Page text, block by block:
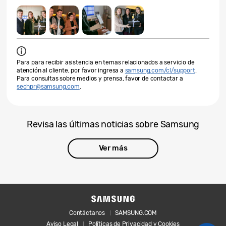
Para para recibir asistencia en temas relacionados a servicio de
atención al cliente, por favor ingresa a samsung.com/cl/support.
Para consultas sobre medios y prensa, favor de contactar a
sechpr@samsung.com
Revisa las últimas noticias sobre Samsung
Ver más
Contáctanos
SAMSUNG.COM
Aviso Legal
Políticas de Privacidad y Cookies